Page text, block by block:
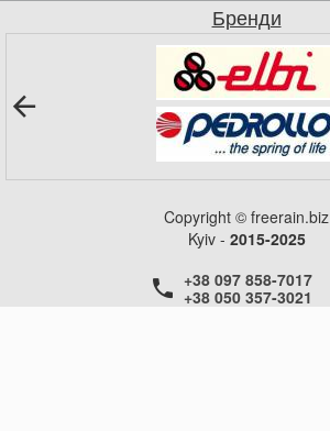
Бренди
Copyright © freerain.biz
Kyiv - 2015-2025
+38 097 858-7017
+38 050 357-3021